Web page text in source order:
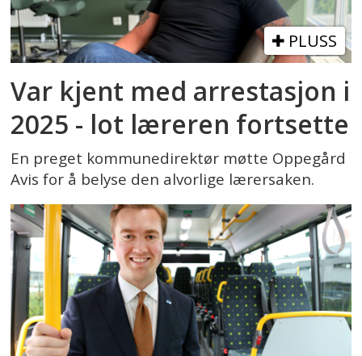
PLUSS
Var kjent med arrestasjon i
2025 - lot læreren fortsette
En preget kommunedirektør møtte Oppegård
Avis for å belyse den alvorlige lærersaken.